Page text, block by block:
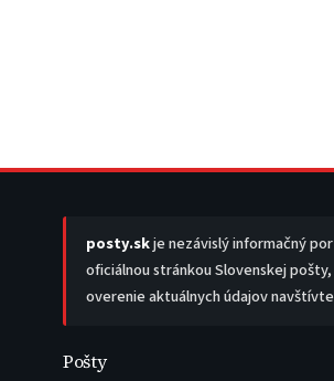
posty.skje nezávislý informačný
oficiálnou stránkou Slovenskej pošty,
overenie aktuálnych údajov
Pošty